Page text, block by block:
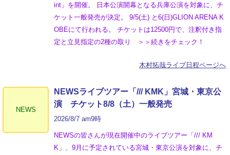
int」を開催。 日本公演開幕となる兵庫公演を対象に、チ
ケット一般発売が決定。 9/5(土) と6(日)GLION ARENA K
OBEにて行われる。 チケットは12500円で、注釈付き指
定と立見指定の2種の取り ＞＞続きをチェック！
木村拓哉ライブ日程ページへ
NEWS
NEWSライブツアー「/// KMK」宮城・東京公
演 チケット8/8（土）一般発売
2026/8/7 am9時
NEWSの皆さんが現在開催中のライブツアー「/// KM
K」、9月に予定されている宮城・東京公演を対象に、チ